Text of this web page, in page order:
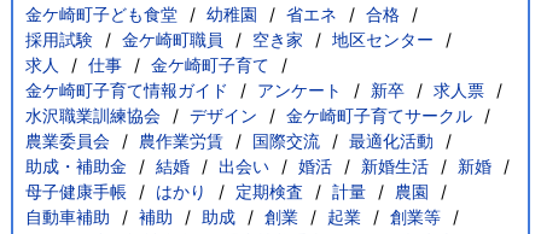
金ケ崎町子ども食堂
幼稚園 省エネ
合格
採用試験
金ケ崎町職員 空き家
地区センター
求人
仕事
金ケ崎町子育て
金ケ崎町子育て情報ガイド
アンケート 新卒
求人票
水沢職業訓練協会
デザイン
金ケ崎町子育てサークル
農業委員会
農作業労賃 国際交流
最適化活動
助成・補助金
結婚 出会い 婚活 新婚生活
新婚
母子健康手帳
はかり 定期検査 計量
農園
自動車補助
補助 助成 創業 起業
創業等